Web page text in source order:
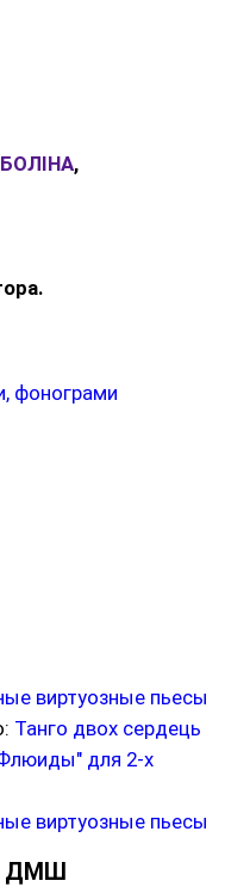
,
фонограми
виртуозные пьесы
Танго двох сердець
для 2-х
виртуозные пьесы
ДМШ